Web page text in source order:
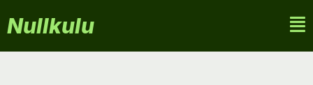
Nullkulu